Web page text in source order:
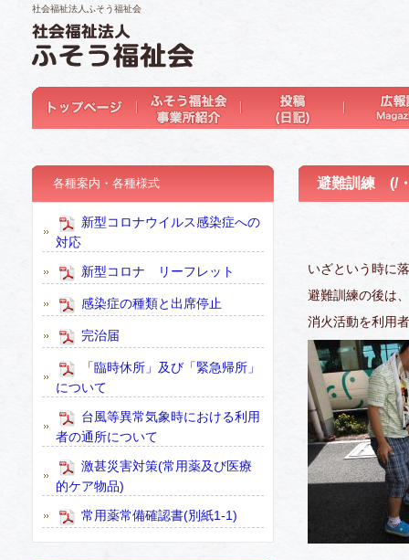
社会福祉法人ふそう福祉会
避難訓練 (/
いざという時に
避難訓練の後は
消火活動を利用
各種案内・各種様式
新型コロナウイルス感染症への
対応
新型コロナ リーフレット
感染症の種類と出席停止
完治届
「臨時休所」及び「緊急帰所」
について
台風等異常気象時における利用
者の通所について
激甚災害対策(常用薬及び医療
的ケア物品)
常用薬常備確認書(別紙1-1)